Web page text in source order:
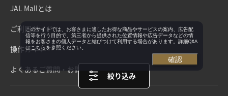
絞り込み
JAL Mallとは
ご利用ガイド
操作ガイド
よくあるご質問・お問い合わせ
このサイトでは、お客さまに適したお得な商品やサービスの案内、広告配
信等を行う目的で、第三者から提供された位置情報や広告データなどの情
報をお客さまの個人データと結びつけて利用する場合があります。詳細Q&A
はこちらを参照ください。
確認